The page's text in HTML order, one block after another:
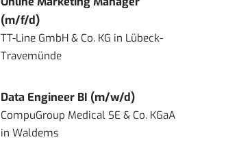
(m/f/d)
TT-Line GmbH & Co. KG in Lübeck-
Travemünde
Data Engineer BI (m/w/d)
CompuGroup Medical SE & Co. KGaA
inWaldems